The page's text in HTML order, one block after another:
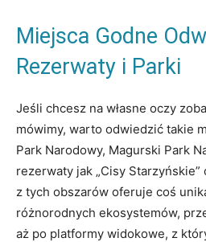
Miejsca Godne
Rezerwaty i Parki
Jeśli chcesz na własne oczy
mówimy, warto odwiedzić takie
Park Narodowy, Magurski Park
rezerwaty jak „Cisy Starzyńskie”
z tych obszarów oferuje coś
różnorodnych ekosystemów,
aż po platformy widokowe, z